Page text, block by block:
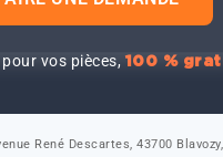
pour vos pièces,100 %
René Descartes, 43700